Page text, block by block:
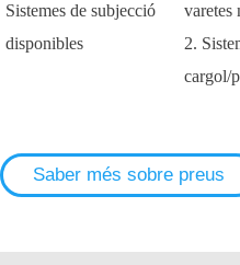
Sistemes de subjecció
disponibles
varetes
2.
cargol/
Saber més sobre preus